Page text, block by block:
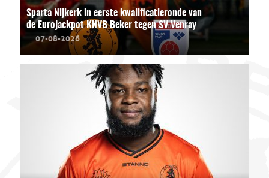
Sparta Nijkerk in eerste kwalificatieronde van
de Eurojackpot KNVB Beker tegen SV Venray
07-08-2026